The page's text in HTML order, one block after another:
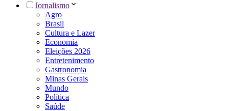
Jornalismo
Agro
Brasil
Cultura e Lazer
Economia
Eleições 2026
Entretenimento
Gastronomia
Minas Gerais
Mundo
Política
Saúde